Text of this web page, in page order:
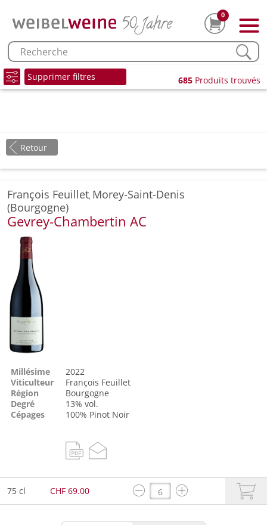
0
Supprimer filtres 685 Produits trouvés
Retour
François Feuillet, Morey-Saint-Denis
(Bourgogne)
Gevrey-Chambertin AC
Millésime
2022
Viticulteur
François Feuillet
Région
Bourgogne
Degré
13% vol.
Cépages
100% Pinot Noir
75 cl CHF 69.00